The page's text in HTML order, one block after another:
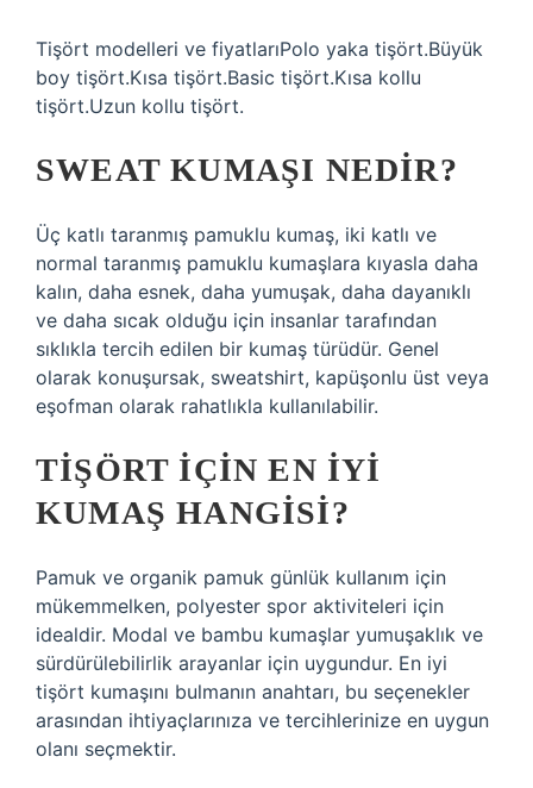
Tişört modelleri ve fiyatlarıPolo yaka tişört.Büyük
boy tişört.Kısa tişört.Basic tişört.Kısa kollu
tişört.Uzun kollu tişört.
SWEAT KUMAŞI NEDIR?
Üç katlı taranmış pamuklu kumaş, iki katlı ve
normal taranmış pamuklu kumaşlara kıyasla daha
kalın, daha esnek, daha yumuşak, daha dayanıklı
ve daha sıcak olduğu için insanlar tarafından
sıklıkla tercih edilen bir kumaş türüdür. Genel
olarak konuşursak, sweatshirt, kapüşonlu üst veya
eşofman olarak rahatlıkla kullanılabilir.
TIŞÖRT IÇIN EN IYI
KUMAŞ HANGISI?
Pamuk ve organik pamuk günlük kullanım için
mükemmelken, polyester spor aktiviteleri için
idealdir. Modal ve bambu kumaşlar yumuşaklık ve
sürdürülebilirlik arayanlar için uygundur. En iyi
tişört kumaşını bulmanın anahtarı, bu seçenekler
arasından ihtiyaçlarınıza ve tercihlerinize en uygun
olanı seçmektir.